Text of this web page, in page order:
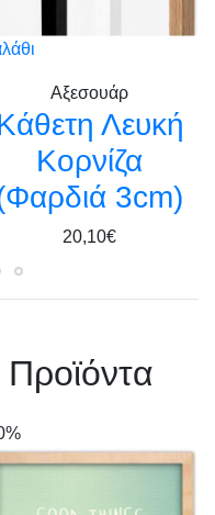
Αξεσουάρ
Λευκή
Κορνίζα
3cm)
20,10€
Προϊόντα